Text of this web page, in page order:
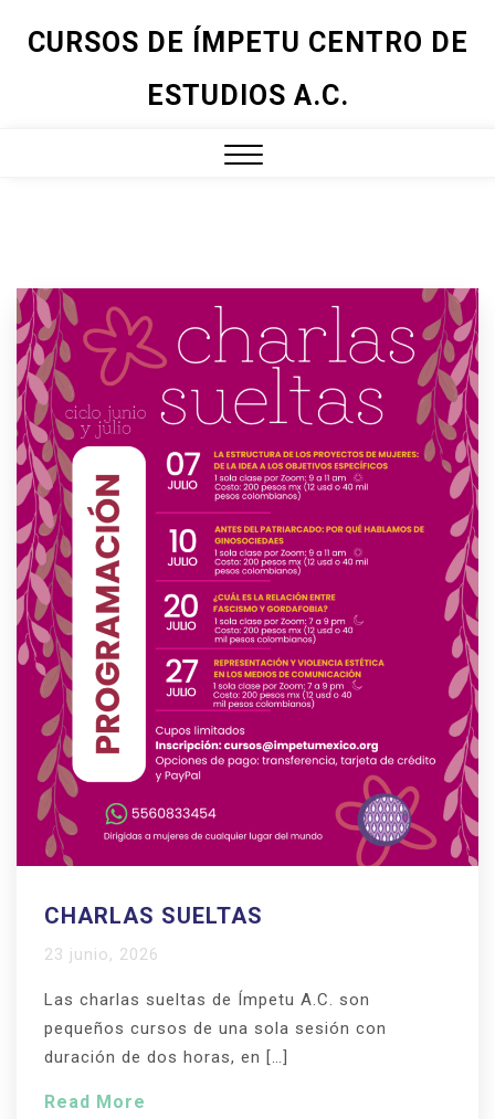
CURSOS DE ÍMPETU CENTRO DE
ESTUDIOS A.C.
CHARLAS SUELTAS
23 junio, 2026
Las charlas sueltas de Ímpetu A.C. son
pequeños cursos de una sola sesión con
duración de dos horas, en […]
Read More